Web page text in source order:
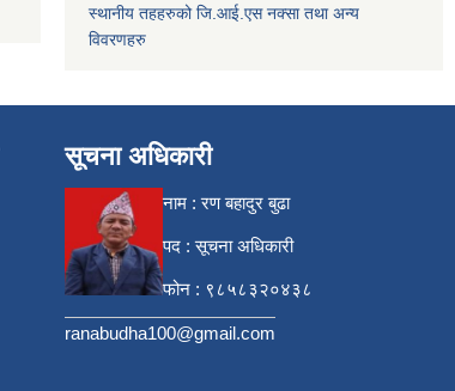
स्थानीय तहहरुको जि.आई.एस नक्सा तथा अन्य
विवरणहरु
सूचना अधिकारी
नाम : रण बहादुर बुढा
पद : सूचना अधिकारी
फोन : ९८५८३२०४३८
ranabudha100@gmail.com